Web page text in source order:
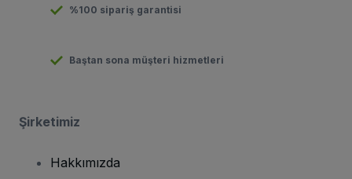
%100 sipariş garantisi
Baştan sona müşteri hizmetleri
Şirketimiz
Hakkımızda